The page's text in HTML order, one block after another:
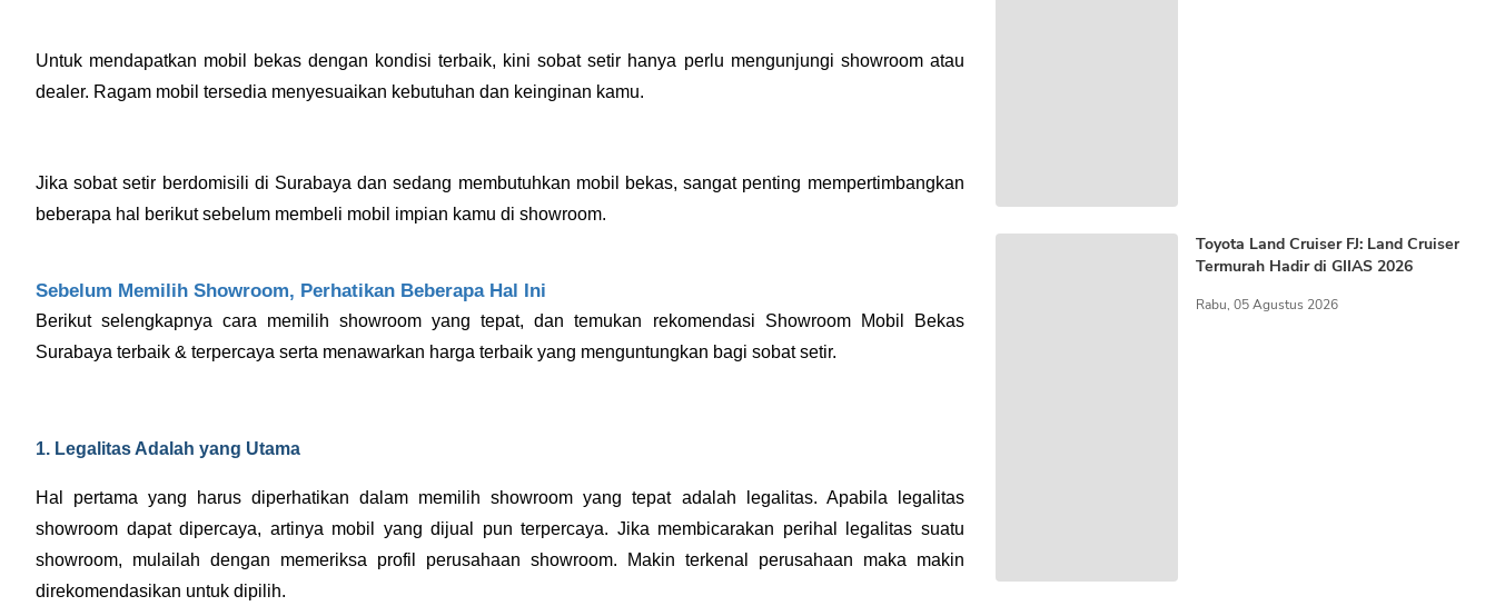
Untuk mendapatkan mobil bekas dengan kondisi terbaik, kini sobat setir hanya perlu mengunjungi showroom atau
dealer. Ragam mobil tersedia menyesuaikan kebutuhan dan keinginan kamu.
Jika sobat setir berdomisili di Surabaya dan sedang membutuhkan mobil bekas, sangat penting mempertimbangkan
beberapa hal berikut sebelum membeli mobil impian kamu di showroom.
Sebelum Memilih Showroom, Perhatikan Beberapa Hal Ini
Berikut selengkapnya cara memilih showroom yang tepat, dan temukan rekomendasi Showroom Mobil Bekas
Surabaya terbaik & terpercaya serta menawarkan harga terbaik yang menguntungkan bagi sobat setir.
1. Legalitas Adalah yang Utama
Hal pertama yang harus diperhatikan dalam memilih showroom yang tepat adalah legalitas. Apabila legalitas
showroom dapat dipercaya, artinya mobil yang dijual pun terpercaya. Jika membicarakan perihal legalitas suatu
showroom, mulailah dengan memeriksa profil perusahaan showroom. Makin terkenal perusahaan maka makin
direkomendasikan untuk dipilih.
Toyota Land Cruiser FJ: Land Cruiser
Termurah Hadir di GIIAS 2026
Rabu, 05 Agustus 2026